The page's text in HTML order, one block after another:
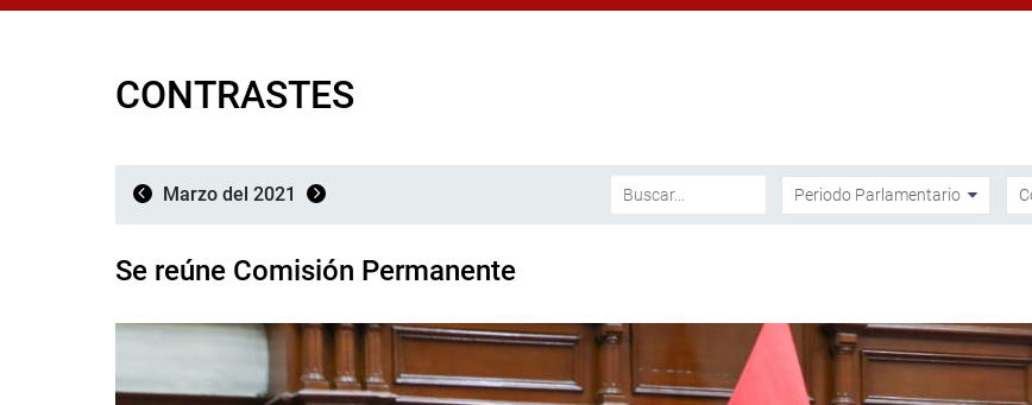
CONTRASTES
Marzo del 2021
Se reúne Comisión Permanente